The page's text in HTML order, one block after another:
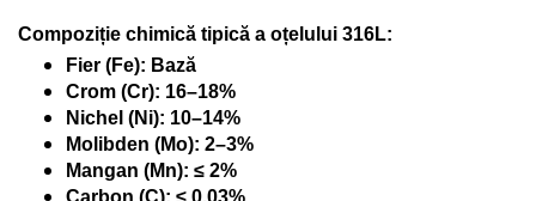
Compoziție chimică tipică a oțelului 316L:
Fier (Fe): Bază
Crom (Cr): 16–18%
Nichel (Ni): 10–14%
Molibden (Mo): 2–3%
Mangan (Mn): ≤ 2%
Carbon (C): ≤ 0,03%